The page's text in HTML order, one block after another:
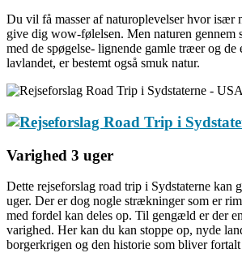
Du vil få masser af naturoplevelser hvor især
give dig wow-følelsen. Men naturen
med de spøgelse- lignende gamle træer og de
lavlandet, er bestemt også smuk natur.
Varighed 3 uger
Dette rejseforslag road trip i Sydstaterne kan
uger. Der er dog nogle strækninger som er
med fordel kan deles op. Til gengæld er der
varighed. Her kan du kan stoppe op, nyde
borgerkrigen og den historie som bliver fortalt